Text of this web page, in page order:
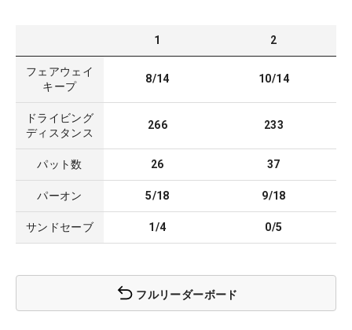
1 2
フェアウェイ
キープ
8/14 10/14
ドライビング
ディスタンス
266 233
パット数 26 37
パーオン 5/18 9/18
サンドセーブ 1/4 0/5
フルリーダーボード